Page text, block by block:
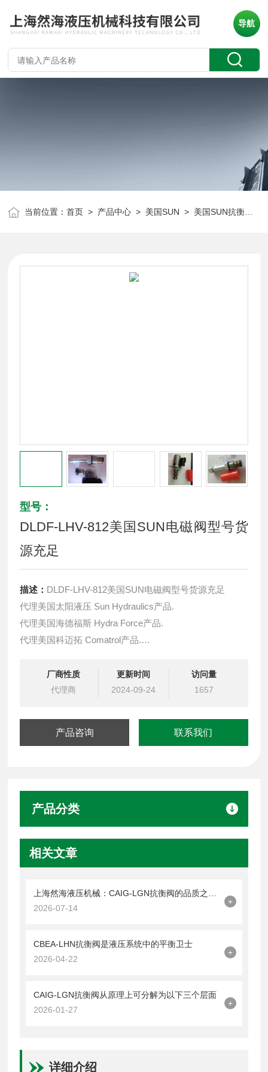
导航
当前位置：首页 > 产品中心 > 美国SUN > 美国SUN抗衡阀
型号：
DLDF-LHV-812美国SUN电磁阀型号货
源充足
描述： DLDF-LHV-812美国SUN电磁阀型号货源充足
代理美国太阳液压 Sun Hydraulics产品.
代理美国海德福斯 Hydra Force产品.
代理美国科迈拓 Comatrol产品.
提供油路系统设计,油路块设计,阀块设计与选型
液压油缸，经销力士乐、派克、中国台湾北部等液压元件
厂商性质
代理商
更新时间
2024-09-24
访问量
1657
产品咨询 联系我们
产品分类
相关文章
2026-07-14
+
CBEA-LHN抗衡阀是液压系统中的平衡卫士
2026-04-22
+
CAIG-LGN抗衡阀从原理上可分解为以下三个层面
2026-01-27
+
详细介绍